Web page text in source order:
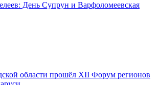
День Супрун и Варфоломеевская
области прошёл XII Форум регионов